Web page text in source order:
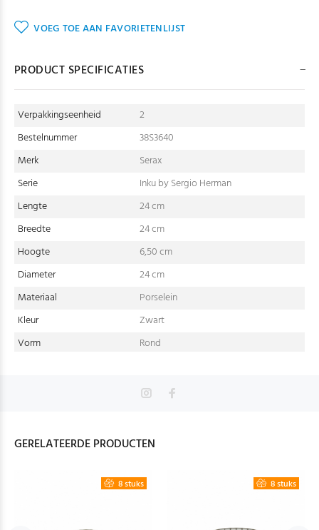
VOEG TOE AAN FAVORIETENLIJST
PRODUCT SPECIFICATIES
Verpakkingseenheid
2
Bestelnummer
38S3640
Merk
Serax
Serie
Inku by Sergio Herman
Lengte
24 cm
Breedte
24 cm
Hoogte
6,50 cm
Diameter
24 cm
Materiaal
Porselein
Kleur
Zwart
Vorm
Rond
GERELATEERDE PRODUCTEN
8 stuks 8 stuks